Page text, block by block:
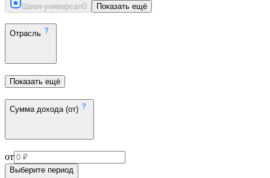
Швея-универсал0 Показать ещё
Отрасль
Показать ещё
Сумма дохода (от)
от
Выберите период